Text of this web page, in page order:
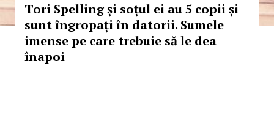
Tori Spelling și soțul ei au 5 copii și
sunt îngropați în datorii. Sumele
imense pe care trebuie să le dea
înapoi